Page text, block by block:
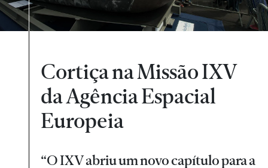
Cortiça na Missão IXV
da Agência Espacial
Europeia
“O IXV abriu um novo capítulo para a